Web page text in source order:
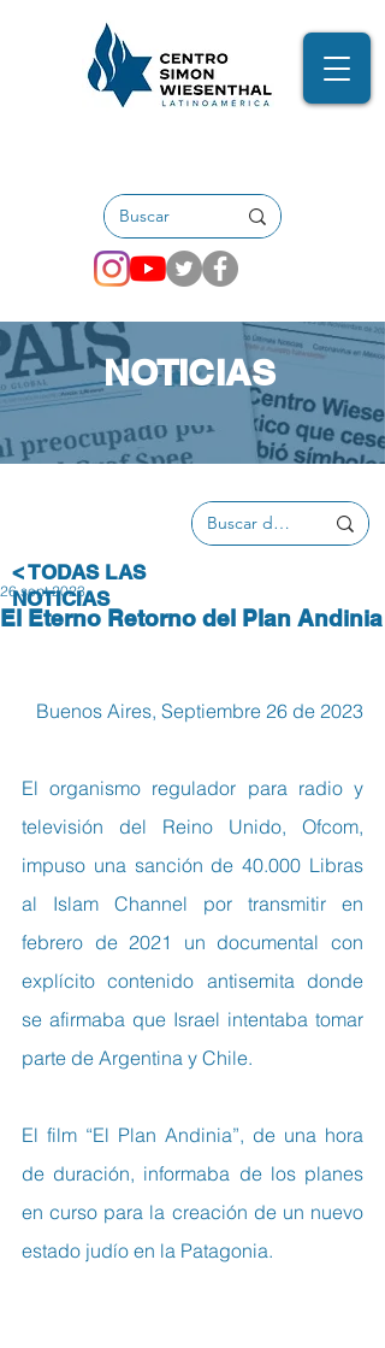
NOTICIAS
El Eterno Retorno del Plan Andinia
26 sept 2023
Buenos Aires, Septiembre 26 de 2023
El organismo regulador para radio y
televisión del Reino Unido, Ofcom,
impuso una sanción de 40.000 Libras
al Islam Channel por transmitir en
febrero de 2021 un documental con
explícito contenido antisemita donde
se afirmaba que Israel intentaba tomar
parte de Argentina y Chile.
El film “El Plan Andinia”, de una hora
de duración, informaba de los planes
en curso para la creación de un nuevo
estado judío en la Patagonia.
< TODAS LAS
NOTICIAS